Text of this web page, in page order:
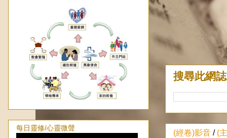
搜尋此網誌
(經卷)影音 / (
每日靈修/心靈微聲